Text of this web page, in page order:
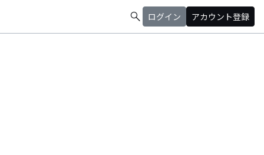
search ログイン アカウント登録